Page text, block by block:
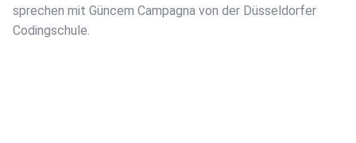
sprechen mit Güncem Campagna von der Düsseldorfer
Codingschule.